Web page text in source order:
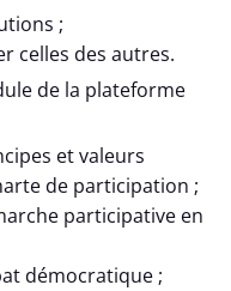
;
celles des autres.
de la plateforme
et valeurs
de participation ;
participative en
démocratique ;